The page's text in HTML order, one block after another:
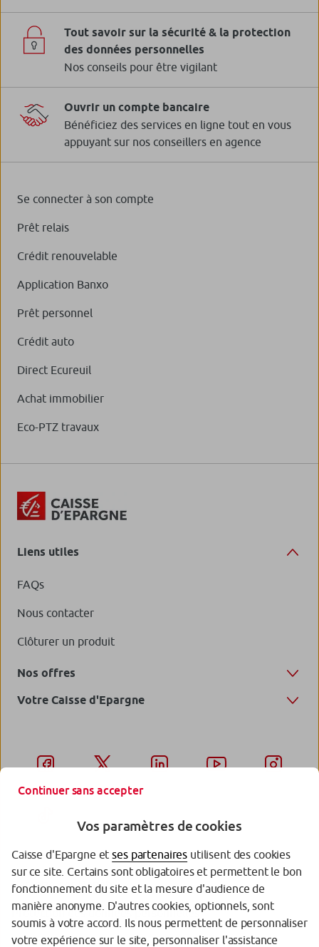
Tout savoir sur la sécurité & la protection
des données personnelles
Nos conseils pour être vigilant
Ouvrir un compte bancaire
Bénéficiez des services en ligne tout en vous
appuyant sur nos conseillers en agence
Se connecter à son compte
Prêt relais
Crédit renouvelable
Application Banxo
Prêt personnel
Crédit auto
Direct Ecureuil
Achat immobilier
Eco-PTZ travaux
Liens utiles
FAQs
Nous contacter
Clôturer un produit
Nos offres
Votre Caisse d'Epargne
Garantie des Dépôts
Protection des données personnelles
Politique cookies
Continuer sans accepter
Vos paramètres de cookies
Caisse d'Epargne etses partenaires utilisent des cookies
sur ce site. Certains sont obligatoires et permettent le bon
fonctionnement du site et la mesure d'audience de
manière anonyme. D'autres cookies, optionnels, sont
soumis à votre accord. Ils nous permettent de personnaliser
votre expérience sur le site, personnaliser l'assistance